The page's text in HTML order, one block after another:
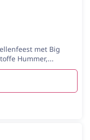
met Big
Hummer,...